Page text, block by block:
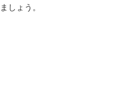
しょう。